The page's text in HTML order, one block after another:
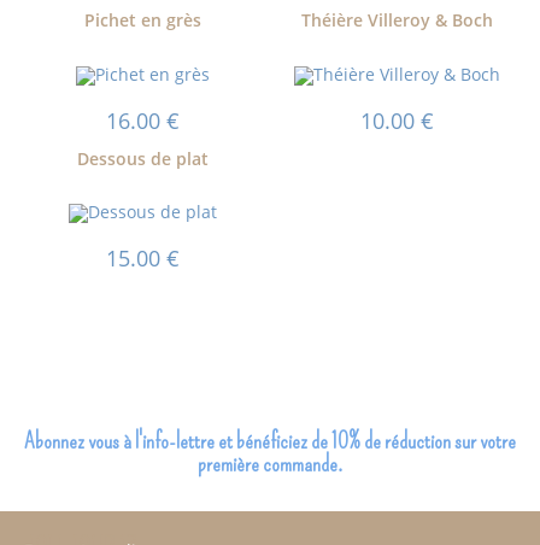
Pichet en grès
16.00 €
Théière Villeroy & Boch
10.00€
Dessous de plat
15.00 €
Abonnez vous à l'info-lettre et bénéficiez de 10% de réduction sur votre
première commande.